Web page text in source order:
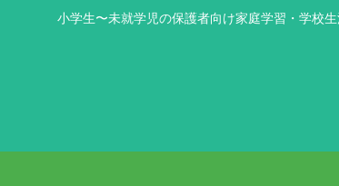
小学生〜未就学児の保護者向け家庭学習・学校